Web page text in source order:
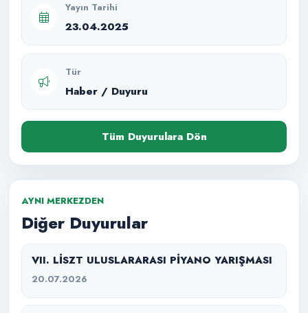
Yayın Tarihi
23.04.2025
Tür
Haber / Duyuru
Tüm Duyurulara Dön
AYNI MERKEZDEN
Diğer Duyurular
VII. LİSZT ULUSLARARASI PİYANO YARIŞMASI
20.07.2026